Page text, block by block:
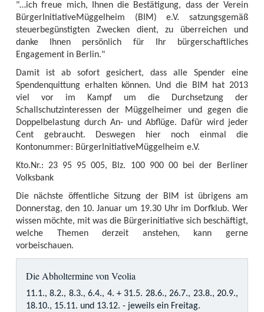
"…ich freue mich, Ihnen die Bestätigung, dass der Verein
BürgerInitiativeMüggelheim (BIM) e.V. satzungsgemäß
steuerbegünstigten Zwecken dient, zu überreichen und
danke Ihnen persönlich für Ihr bürgerschaftliches
Engagement in Berlin."
Damit ist ab sofort gesichert, dass alle Spender eine
Spendenquittung erhalten können. Und die BIM hat 2013
viel vor im Kampf um die Durchsetzung der
Schallschutzinteressen der Müggelheimer und gegen die
Doppelbelastung durch An- und Abflüge. Dafür wird jeder
Cent gebraucht. Deswegen hier noch einmal die
Kontonummer: BürgerInitiativeMüggelheim e.V.
Kto.Nr.: 23 95 95 005, Blz. 100 900 00 bei der Berliner
Volksbank
Die nächste öffentliche Sitzung der BIM ist übrigens am
Donnerstag, den 10. Januar um 19.30 Uhr im Dorfklub. Wer
wissen möchte, mit was die Bürgerinitiative sich beschäftigt,
welche Themen derzeit anstehen, kann gerne
vorbeischauen.
Die Abholtermine von Veolia
11.1., 8.2., 8.3., 6.4., 4. + 31.5. 28.6., 26.7., 23.8., 20.9.,
18.10., 15.11. und 13.12. - jeweils ein Freitag.